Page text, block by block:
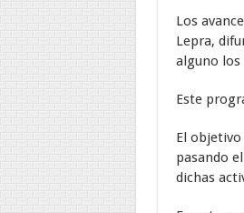
Los
Lepra,
alguno
Este
El
pasando
dichas